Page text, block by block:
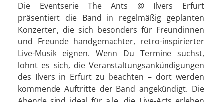
Die Eventserie The Ants @ Ilvers Erfurt
präsentiert die Band in regelmäßig geplanten
Konzerten, die sich besonders für Freundinnen
und Freunde handgemachter, retro-inspirierter
Live-Musik eignen. Wenn Du Termine suchst,
lohnt es sich, die Veranstaltungsankündigungen
des Ilvers in Erfurt zu beachten – dort werden
kommende Auftritte der Band angekündigt. Die